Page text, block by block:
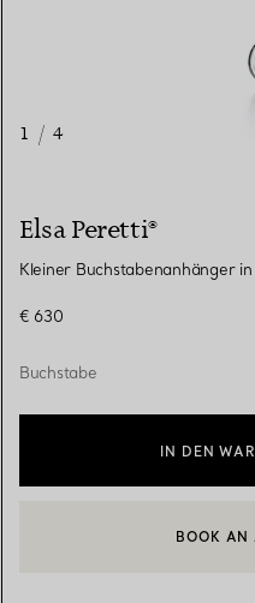
1 / 4
Elsa Peretti®
Kleiner Buchstabenanhänger
€ 630
Buchstabe
IN DEN
EINEN BOOK AN